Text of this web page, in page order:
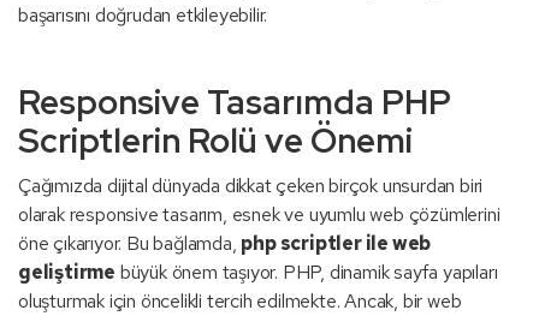
başarısını doğrudan etkileyebilir.
Responsive Tasarımda PHP
Scriptlerin Rolü ve Önemi
Çağımızda dijital dünyada dikkat çeken birçok unsurdan biri
olarak responsive tasarım, esnek ve uyumlu web çözümlerini
öne çıkarıyor. Bu bağlamda, php scriptler ile web
geliştirme büyük önem taşıyor. PHP, dinamik sayfa yapıları
oluşturmak için öncelikli tercih edilmekte. Ancak, bir web